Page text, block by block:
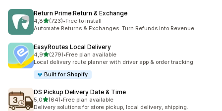
Return Prime:Return & Exchange
4,8de 5 estrelas
(723)
723 total de avaliações
•Free to install
Automate Returns & Exchanges. Turn Refunds into Revenue
EasyRoutes Local Delivery
4,9de 5 estrelas
(279)
279 total de avaliações
•Free plan available
Local delivery route planner with driver app & order tracking
Built for Shopify
DS Pickup Delivery Date & Time
5,0de 5 estrelas
(64)
64 total de avaliações
•Free plan available
Delivery solutions for store pickup, local delivery, shipping.